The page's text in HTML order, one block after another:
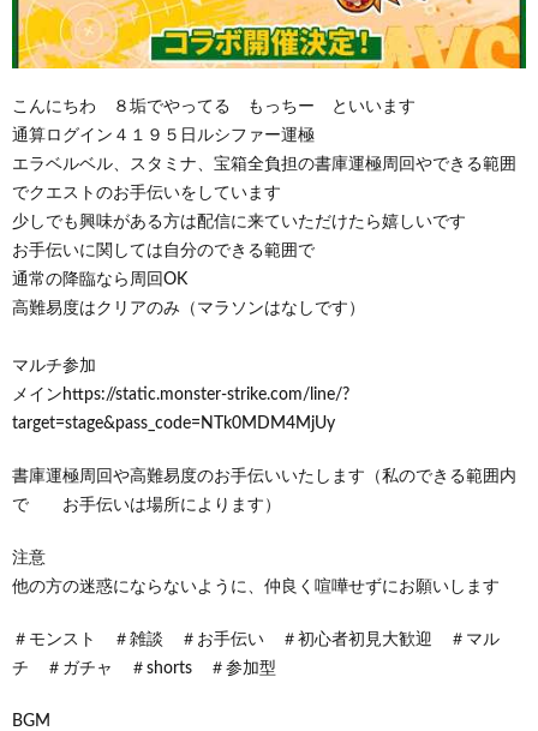
こんにちわ ８垢でやってる もっちー といいます
通算ログイン４１９５日ルシファー運極
エラベルベル、スタミナ、宝箱全負担の書庫運極周回やできる範囲
でクエストのお手伝いをしています
少しでも興味がある方は配信に来ていただけたら嬉しいです
お手伝いに関しては自分のできる範囲で
通常の降臨なら周回OK
高難易度はクリアのみ（マラソンはなしです）
マルチ参加
メインhttps://static.monster-strike.com/line/?
target=stage&pass_code=NTk0MDM4MjUy
書庫運極周回や高難易度のお手伝いいたします（私のできる範囲内
で お手伝いは場所によります）
注意
他の方の迷惑にならないように、仲良く喧嘩せずにお願いします
＃モンスト ＃雑談 ＃お手伝い ＃初心者初見大歓迎 ＃マル
チ ＃ガチャ ＃shorts ＃参加型
BGM